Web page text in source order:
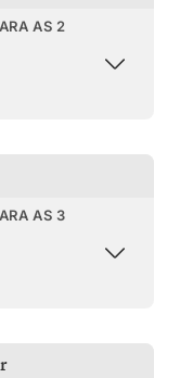
AS 2
AS 3